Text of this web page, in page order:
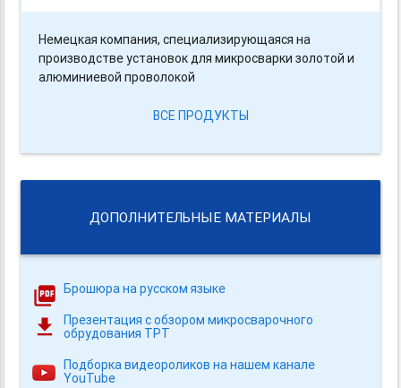
Немецкая компания, специализирующаяся на
производстве установок для микросварки золотой и
алюминиевой проволокой
ВСЕ ПРОДУКТЫ
ДОПОЛНИТЕЛЬНЫЕ МАТЕРИАЛЫ
Брошюра на русском языке
Презентация с обзором микросварочного
обрудования TPT
Подборка видеороликов на нашем канале
YouTube